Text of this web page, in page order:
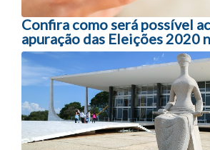
Confira como será possível
apuração das Eleições 2020